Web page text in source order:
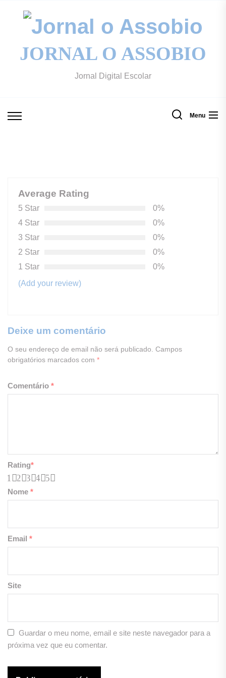
o
JORNAL O ASSOBIO
Jornal Digital Escolar
Menu
Average Rating
5 Star
0%
4 Star
0%
3 Star
0%
2 Star
0%
1 Star
0%
(Add your review)
Deixe um comentário
O seu endereço de email não será publicado. Campos
obrigatórios marcados com *
Comentário *
Rating*
5
4
3
2
1
Nome *
Email *
Site
Guardar o meu nome, email e site neste navegador para a
próxima vez que eu comentar.